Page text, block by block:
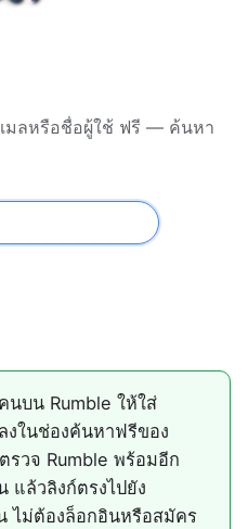
มลหรือชื่อผู้ใช้ ฟรี — ค้นหา
นบน Rumble ให้ใส่
งในช่องค้นหาฟรีของ
วจ Rumble พร้อมอีก
แล้วลิงก์ตรงไปยัง
ไม่ต้องล็อกอินหรือสมัคร